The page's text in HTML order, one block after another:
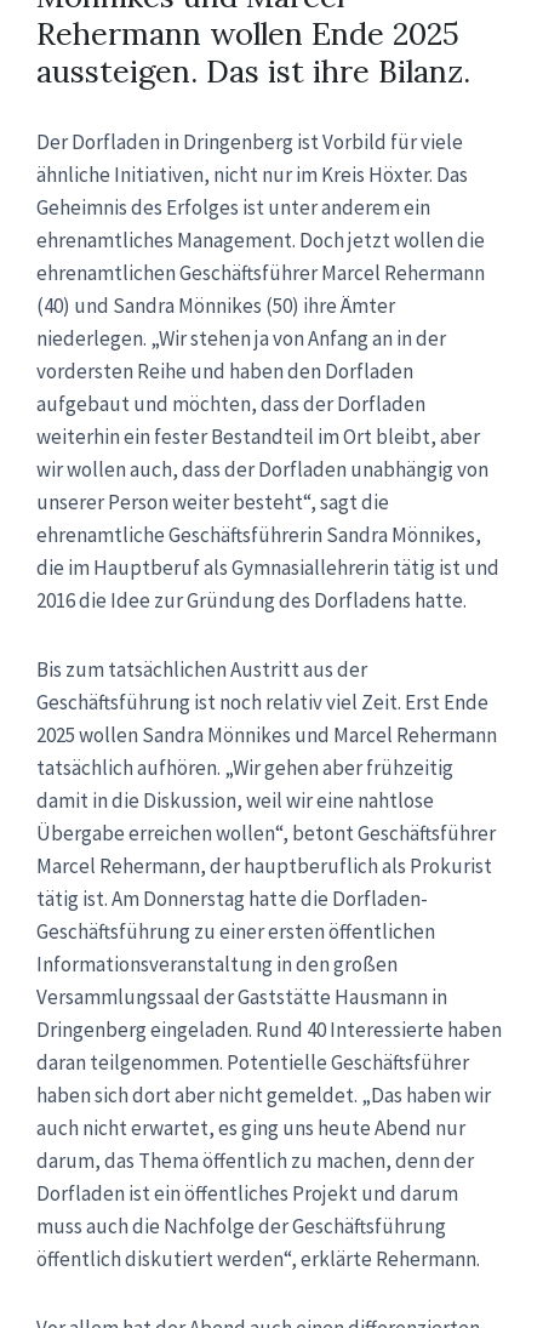
Rehermann wollen Ende 2025
aussteigen. Das ist ihre Bilanz.
Der Dorfladen in Dringenberg ist Vorbild für viele
ähnliche Initiativen, nicht nur im Kreis Höxter. Das
Geheimnis des Erfolges ist unter anderem ein
ehrenamtliches Management. Doch jetzt wollen die
ehrenamtlichen Geschäftsführer Marcel Rehermann
(40) und Sandra Mönnikes (50) ihre Ämter
niederlegen. „Wir stehen ja von Anfang an in der
vordersten Reihe und haben den Dorfladen
aufgebaut und möchten, dass der Dorfladen
weiterhin ein fester Bestandteil im Ort bleibt, aber
wir wollen auch, dass der Dorfladen unabhängig von
unserer Person weiter besteht“, sagt die
ehrenamtliche Geschäftsführerin Sandra Mönnikes,
die im Hauptberuf als Gymnasiallehrerin tätig ist und
2016 die Idee zur Gründung des Dorfladens hatte.
Bis zum tatsächlichen Austritt aus der
Geschäftsführung ist noch relativ viel Zeit. Erst Ende
2025 wollen Sandra Mönnikes und Marcel Rehermann
tatsächlich aufhören. „Wir gehen aber frühzeitig
damit in die Diskussion, weil wir eine nahtlose
Übergabe erreichen wollen“, betont Geschäftsführer
Marcel Rehermann, der hauptberuflich als Prokurist
tätig ist. Am Donnerstag hatte die Dorfladen-
Geschäftsführung zu einer ersten öffentlichen
Informationsveranstaltung in den großen
Versammlungssaal der Gaststätte Hausmann in
Dringenberg eingeladen. Rund 40 Interessierte haben
daran teilgenommen. Potentielle Geschäftsführer
haben sich dort aber nicht gemeldet. „Das haben wir
auch nicht erwartet, es ging uns heute Abend nur
darum, das Thema öffentlich zu machen, denn der
Dorfladen ist ein öffentliches Projekt und darum
muss auch die Nachfolge der Geschäftsführung
öffentlich diskutiert werden“, erklärte Rehermann.